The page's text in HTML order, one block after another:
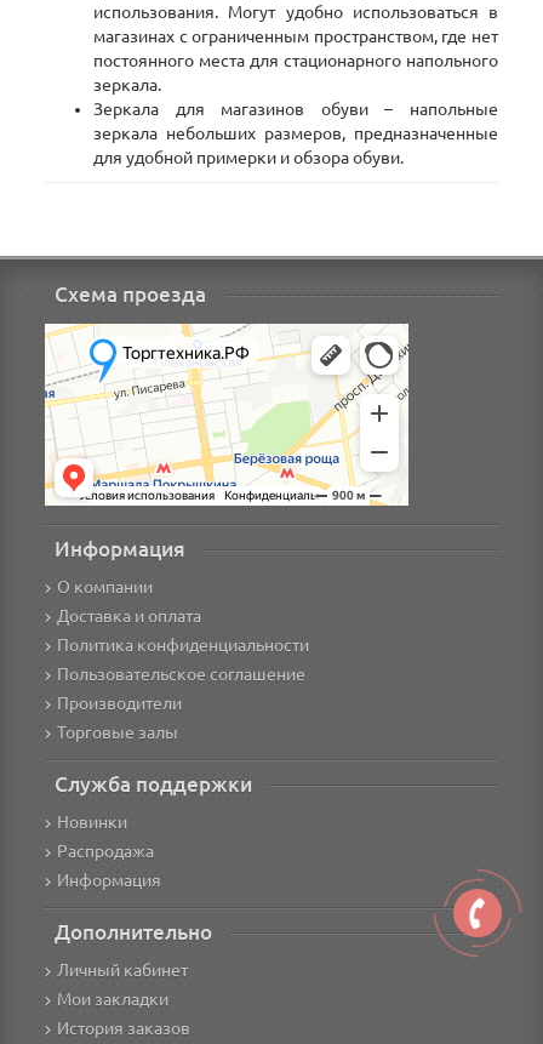
использования. Могут удобно использоваться в
магазинах с ограниченным пространством, где нет
постоянного места для стационарного напольного
зеркала.
Зеркала для магазинов обуви – напольные
зеркала небольших размеров, предназначенные
для удобной примерки и обзора обуви.
Схема проезда
Информация
О компании
Доставка и оплата
Политика конфиденциальности
Пользовательское соглашение
Производители
Торговые залы
Служба поддержки
Новинки
Распродажа
Информация
Дополнительно
Личный кабинет
Мои закладки
История заказов